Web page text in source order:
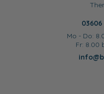
Mo - Do:
Fr: 8.00